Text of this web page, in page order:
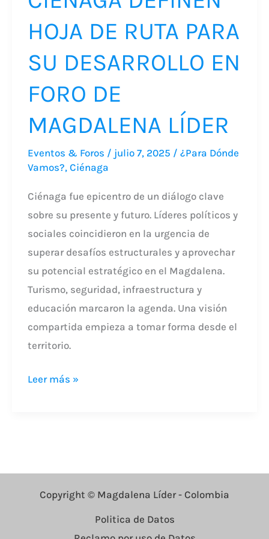
HOJA DE RUTA PARA
SU DESARROLLO EN
FORO DE
MAGDALENA LÍDER
Eventos & Foros / julio 7, 2025 / ¿Para Dónde
Vamos?, Ciénaga
Ciénaga fue epicentro de un diálogo clave
sobre su presente y futuro. Líderes políticos y
sociales coincidieron en la urgencia de
superar desafíos estructurales y aprovechar
su potencial estratégico en el Magdalena.
Turismo, seguridad, infraestructura y
educación marcaron la agenda. Una visión
compartida empieza a tomar forma desde el
territorio.
DE
MAGDALENA
Leer más »
Copyright © Magdalena Líder - Colombia
Politica de Datos